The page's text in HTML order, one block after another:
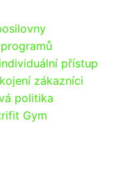
přístup
zákazníci
politika
Gym